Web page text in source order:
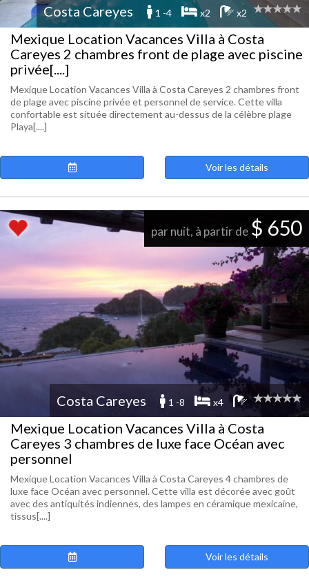
Costa Careyes 1 -4 x2 x2
Mexique Location Vacances Villa à Costa
Careyes 2 chambres front de plage avec piscine
privée[....]
Mexique Location Vacances Villa à Costa Careyes 2 chambres front
de plage avec piscine privée et personnel de service. Cette villa
confortable est située directement au-dessus de la célèbre plage
Playa[....]
Voir les détails
par nuit, à partir de $ 650
Costa Careyes 1 -8 x4
Mexique Location Vacances Villa à Costa
Careyes 3 chambres de luxe face Océan avec
personnel
Mexique Location Vacances Villa à Costa Careyes 4 chambres de
luxe face Océan avec personnel. Cette villa est décorée avec goût
avec des antiquités indiennes, des lampes en céramique mexicaine,
tissus[....]
Voir les détails